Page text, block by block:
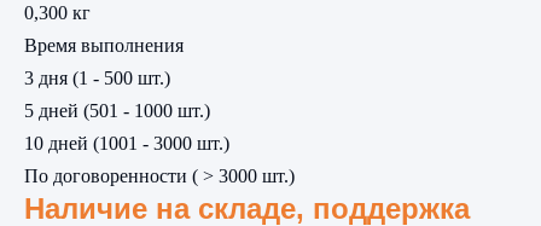
0,300 кг
Время выполнения
3 дня (1 - 500 шт.)
5 дней (501 - 1000 шт.)
10 дней (1001 - 3000 шт.)
По договоренности ( > 3000 шт.)
Наличие на складе, поддержка